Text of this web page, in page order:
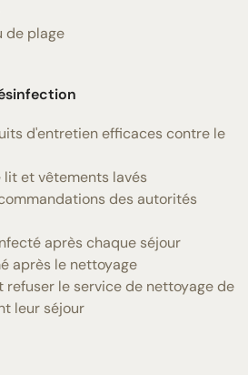
de plage
d'entretien efficaces contre le
lit et vêtements lavés
des autorités
après chaque séjour
après le nettoyage
refuser le service de nettoyage de
leur séjour